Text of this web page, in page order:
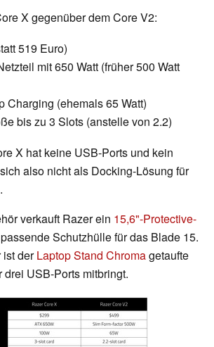
X gegenüber dem Core V2:
519 Euro)
mit 650 Watt (früher 500 Watt
Charging (ehemals 65 Watt)
bis zu 3 Slots (anstelle von 2.2)
X hat keine USB-Ports und kein
also nicht als Docking-Lösung für
verkauft Razer ein 15,6"-Protective-
Schutzhülle für das Blade 15.
ist derLaptop Stand Chromagetaufte
USB-Ports mitbringt.